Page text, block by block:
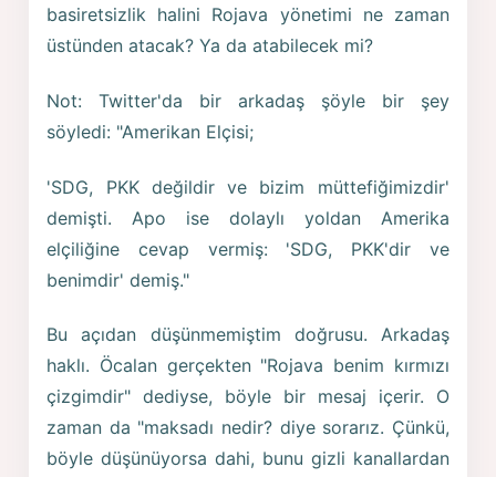
basiretsizlik halini Rojava yönetimi ne zaman
üstünden atacak? Ya da atabilecek mi?
Not: Twitter'da bir arkadaş şöyle bir şey
söyledi: "Amerikan Elçisi;
'SDG, PKK değildir ve bizim müttefiğimizdir'
demişti. Apo ise dolaylı yoldan Amerika
elçiliğine cevap vermiş: 'SDG, PKK'dir ve
benimdir' demiş."
Bu açıdan düşünmemiştim doğrusu. Arkadaş
haklı. Öcalan gerçekten "Rojava benim kırmızı
çizgimdir" dediyse, böyle bir mesaj içerir. O
zaman da "maksadı nedir? diye sorarız. Çünkü,
böyle düşünüyorsa dahi, bunu gizli kanallardan